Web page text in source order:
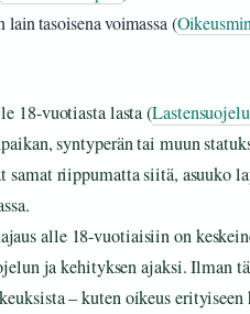
lain tasoisena voimassa (
18-vuotiasta lasta (
syntyperän tai muun
samat riippumatta siitä, asuuko
alle 18-vuotiaisiin on
ja kehityksen ajaksi. Ilman
– kuten oikeus